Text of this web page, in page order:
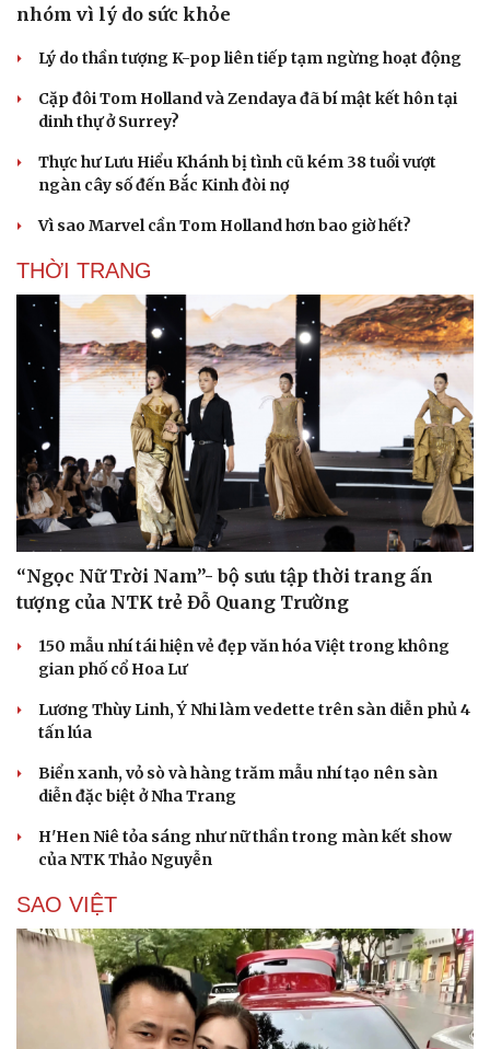
Cải chính
nhóm vì lý do sức khỏe
Lý do thần tượng K-pop liên tiếp tạm ngừng hoạt động
Cặp đôi Tom Holland và Zendaya đã bí mật kết hôn tại
dinh thự ở Surrey?
Thực hư Lưu Hiểu Khánh bị tình cũ kém 38 tuổi vượt
ngàn cây số đến Bắc Kinh đòi nợ
Vì sao Marvel cần Tom Holland hơn bao giờ hết?
THỜI TRANG
“Ngọc Nữ Trời Nam”- bộ sưu tập thời trang ấn
tượng của NTK trẻ Đỗ Quang Trường
150 mẫu nhí tái hiện vẻ đẹp văn hóa Việt trong không
gian phố cổ Hoa Lư
Lương Thùy Linh, Ý Nhi làm vedette trên sàn diễn phủ 4
tấn lúa
Biển xanh, vỏ sò và hàng trăm mẫu nhí tạo nên sàn
diễn đặc biệt ở Nha Trang
H'Hen Niê tỏa sáng như nữ thần trong màn kết show
của NTK Thảo Nguyễn
SAO VIỆT